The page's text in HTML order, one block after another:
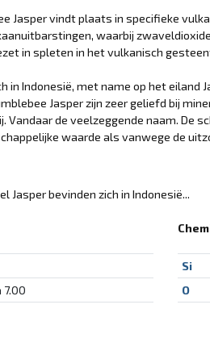
Jasper vindt plaats in specifieke
waarbij
in spleten in het vulkanisch
in Indonesië, met name op het eiland
Jasper zijn zeer geliefd bij
Vandaar de veelzeggende naam. De
waarde als vanwege de
bevinden zich in Indonesië...
7.00
Si
O